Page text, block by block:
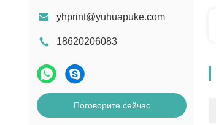
yhprint@yuhuapuke.com
18620206083
Поговорите сейчас